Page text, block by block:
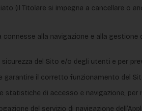
(il Titolare si impegna a cancellare o
connesse alla navigazione e alla gestione
del Sito e/o degli utenti e per
garantire il corretto funzionamento del
statistiche di accesso e navigazione, per
del servizio di navigazione